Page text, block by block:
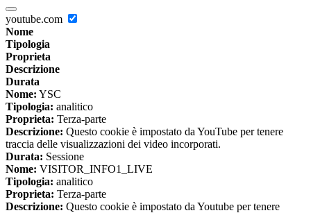
youtube.com
Nome
Tipologia
Proprieta
Descrizione
Durata
Nome: YSC
Tipologia: analitico
Proprieta: Terza-parte
Descrizione: Questo cookie è impostato da YouTube per tenere
traccia delle visualizzazioni dei video incorporati.
Durata: Sessione
Nome: VISITOR_INFO1_LIVE
Tipologia: analitico
Proprieta: Terza-parte
Descrizione: Questo cookie è impostato da Youtube per tenere